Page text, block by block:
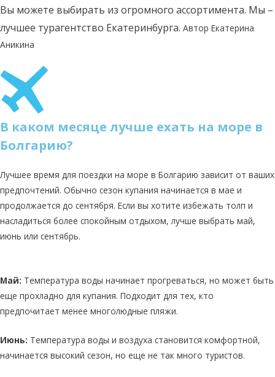
Вы можете выбирать из огромного ассортимента. Мы –
лучшее турагентство Екатеринбурга. Автор Екатерина
Аникина
В каком месяце лучше ехать на море в
Болгарию?
Лучшее время для поездки на море в Болгарию зависит от ваших
предпочтений. Обычно сезон купания начинается в мае и
продолжается до сентября. Если вы хотите избежать толп и
насладиться более спокойным отдыхом, лучше выбрать май,
июнь или сентябрь.
Май: Температура воды начинает прогреваться, но может быть
еще прохладно для купания. Подходит для тех, кто
предпочитает менее многолюдные пляжи.
Июнь: Температура воды и воздуха становится комфортной,
начинается высокий сезон, но еще не так много туристов.